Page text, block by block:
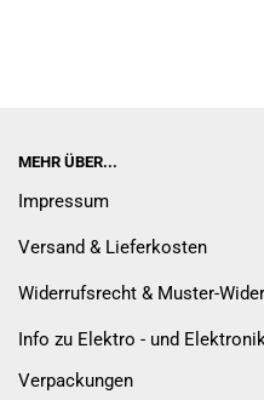
MEHR ÜBER...
Impressum
Versand & Lieferkosten
Widerrufsrecht & Muster-
Info zu Elektro - und
Verpackungen